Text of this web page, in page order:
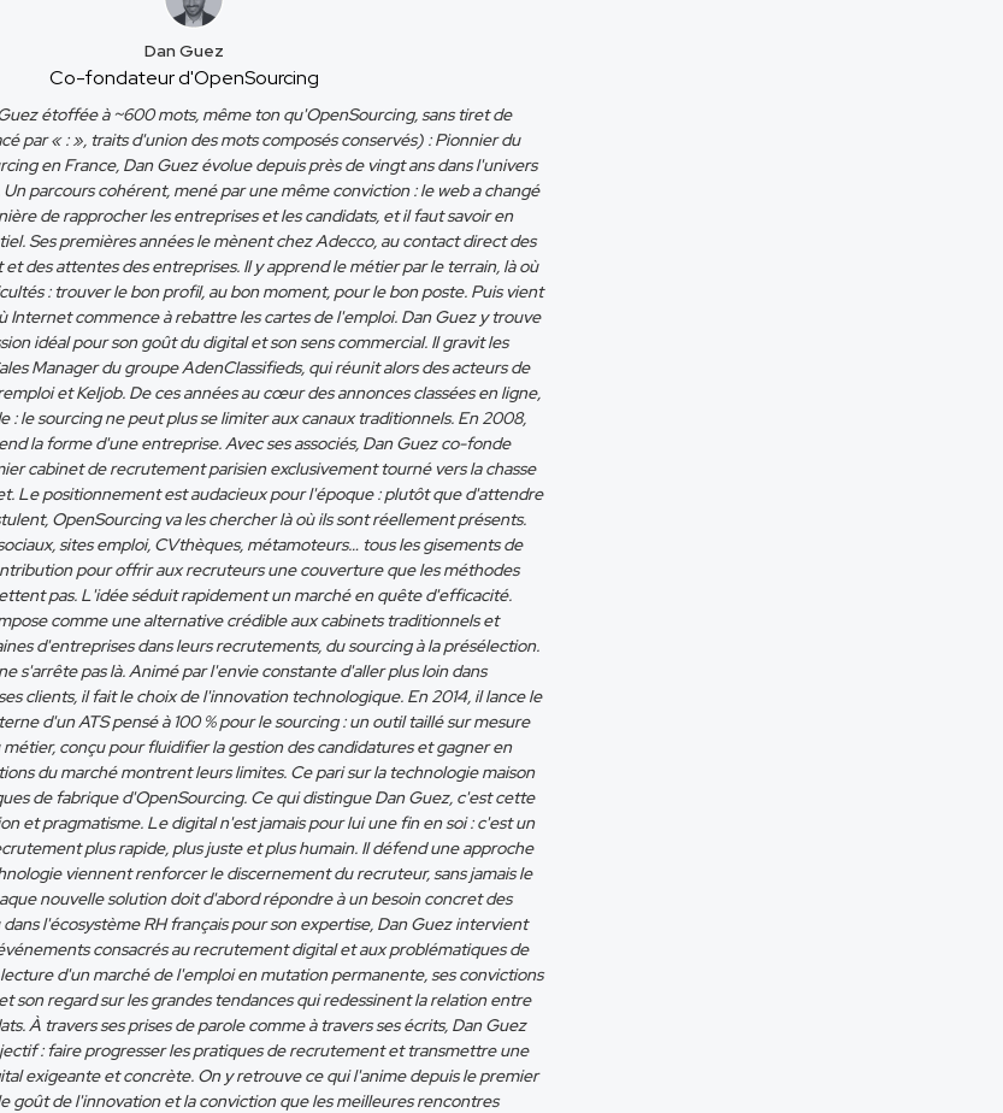
Dan Guez
Co-fondateur d'OpenSourcing
étoffée à ~600 mots, même ton qu'OpenSourcing, sans tiret de
par « : », traits d'union des mots composés conservés) : Pionnier du
en France, Dan Guez évolue depuis près de vingt ans dans l'univers
parcours cohérent, mené par une même conviction : le web a changé
de rapprocher les entreprises et les candidats, et il faut savoir en
Ses premières années le mènent chez Adecco, au contact direct des
des attentes des entreprises. Il y apprend le métier par le terrain, là où
: trouver le bon profil, au bon moment, pour le bon poste. Puis vient
Internet commence à rebattre les cartes de l'emploi. Dan Guez y trouve
idéal pour son goût du digital et son sens commercial. Il gravit les
Manager du groupe AdenClassifieds, qui réunit alors des acteurs de
et Keljob. De ces années au cœur des annonces classées en ligne,
: le sourcing ne peut plus se limiter aux canaux traditionnels. En 2008,
la forme d'une entreprise. Avec ses associés, Dan Guez co-fonde
cabinet de recrutement parisien exclusivement tourné vers la chasse
Le positionnement est audacieux pour l'époque : plutôt que d'attendre
OpenSourcing va les chercher là où ils sont réellement présents.
sites emploi, CVthèques, métamoteurs… tous les gisements de
pour offrir aux recruteurs une couverture que les méthodes
pas. L'idée séduit rapidement un marché en quête d'efficacité.
comme une alternative crédible aux cabinets traditionnels et
d'entreprises dans leurs recrutements, du sourcing à la présélection.
s'arrête pas là. Animé par l'envie constante d'aller plus loin dans
clients, il fait le choix de l'innovation technologique. En 2014, il lance le
d'un ATS pensé à 100 % pour le sourcing : un outil taillé sur mesure
conçu pour fluidifier la gestion des candidatures et gagner en
du marché montrent leurs limites. Ce pari sur la technologie maison
de fabrique d'OpenSourcing. Ce qui distingue Dan Guez, c'est cette
et pragmatisme. Le digital n'est jamais pour lui une fin en soi : c'est un
plus rapide, plus juste et plus humain. Il défend une approche
viennent renforcer le discernement du recruteur, sans jamais le
nouvelle solution doit d'abord répondre à un besoin concret des
l'écosystème RH français pour son expertise, Dan Guez intervient
consacrés au recrutement digital et aux problématiques de
d'un marché de l'emploi en mutation permanente, ses convictions
son regard sur les grandes tendances qui redessinent la relation entre
À travers ses prises de parole comme à travers ses écrits, Dan Guez
: faire progresser les pratiques de recrutement et transmettre une
exigeante et concrète. On y retrouve ce qui l'anime depuis le premier
goût de l'innovation et la conviction que les meilleures rencontres